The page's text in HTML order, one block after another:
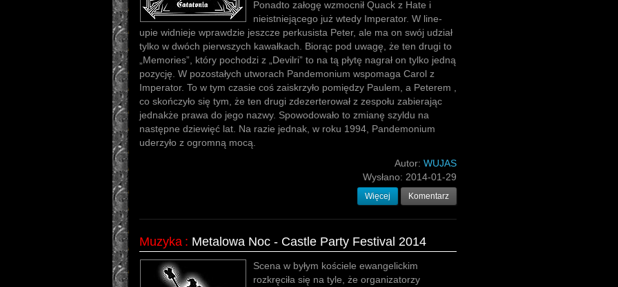
Ponadto załogę wzmocnił Quack z Hate i
nieistniejącego już wtedy Imperator. W line-
upie widnieje wprawdzie jeszcze perkusista Peter, ale ma on swój udział
tylko w dwóch pierwszych kawałkach. Biorąc pod uwagę, że ten drugi to
„Memories”, który pochodzi z „Devilri” to na tą płytę nagrał on tylko jedną
pozycję. W pozostałych utworach Pandemonium wspomaga Carol z
Imperator. To w tym czasie coś zaiskrzyło pomiędzy Paulem, a Peterem ,
co skończyło się tym, że ten drugi zdezerterował z zespołu zabierając
jednakże prawa do jego nazwy. Spowodowało to zmianę szyldu na
następne dziewięć lat. Na razie jednak, w roku 1994, Pandemonium
uderzyło z ogromną mocą.
Autor: WUJAS
Wysłano: 2014-01-29
Więcej Komentarz
Muzyka : Metalowa Noc - Castle Party Festival 2014
Scena w byłym kościele ewangelickim
rozkręciła się na tyle, że organizatorzy